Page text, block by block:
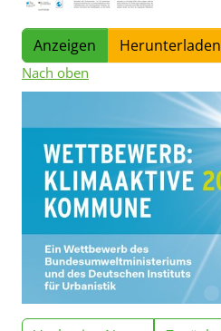
Anzeigen Herunterladen
Nach oben